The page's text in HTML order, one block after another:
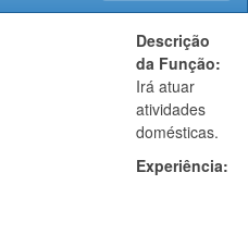
Descrição
da Função:
Irá atuar
atividades
domésticas.
Experiência: